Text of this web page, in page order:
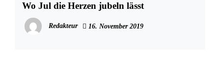
Wo Jul die Herzen jubeln lässt
Redakteur 16. November 2019